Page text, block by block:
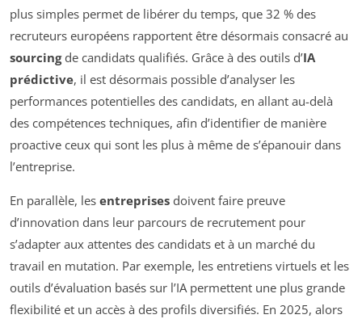
plus simples permet de libérer du temps, que 32 % des
recruteurs européens rapportent être désormais consacré au
sourcingde candidats qualifiés. Grâce à des outils d’IA
prédictive, il est désormais possible d’analyser les
performances potentielles des candidats, en allant au-delà
des compétences techniques, afin d’identifier de manière
proactive ceux qui sont les plus à même de s’épanouir dans
l’entreprise.
En parallèle, les entreprises doivent faire preuve
d’innovation dans leur parcours de recrutement pour
s’adapter aux attentes des candidats et à un marché du
travail en mutation. Par exemple, les entretiens virtuels et les
outils d’évaluation basés sur l’IA permettent une plus grande
flexibilité et un accès à des profils diversifiés. En 2025, alors